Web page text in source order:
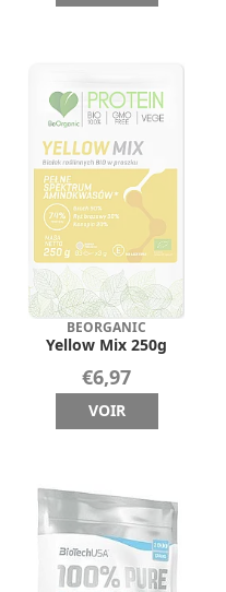
BEORGANIC
Yellow Mix 250g
€6,97
VOIR